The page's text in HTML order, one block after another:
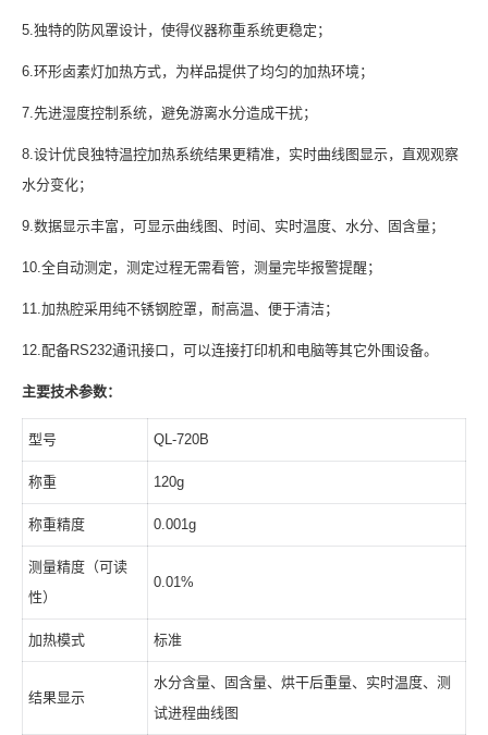
5.独特的防风罩设计，使得仪器称重系统更稳定；
6.环形卤素灯加热方式，为样品提供了均匀的加热环境；
7.先进湿度控制系统，避免游离水分造成干扰；
8.设计优良独特温控加热系统结果更精准，实时曲线图显示，直观观察
水分变化；
9.数据显示丰富，可显示曲线图、时间、实时温度、水分、固含量；
10.全自动测定，测定过程无需看管，测量完毕报警提醒；
11.加热腔采用纯不锈钢腔罩，耐高温、便于清洁；
12.配备RS232通讯接口，可以连接打印机和电脑等其它外围设备。
主要技术参数：
型号 QL-720B
称重 120g
称重精度 0.001g
测量精度（可读
性）
0.01%
加热模式 标准
结果显示
水分含量、固含量、烘干后重量、实时温度、测
试进程曲线图